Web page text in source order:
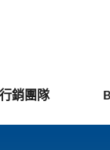
銷團隊